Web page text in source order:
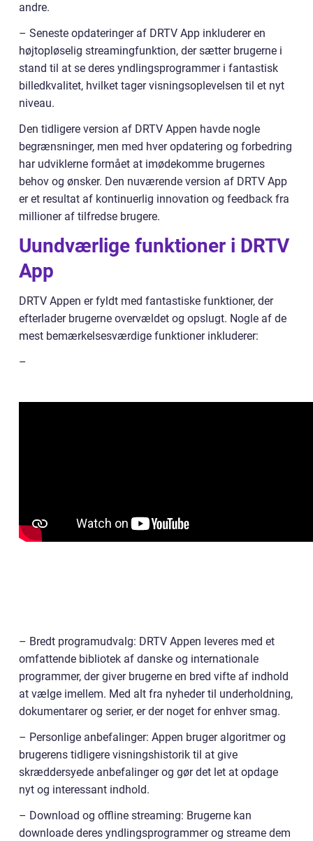
andre.
– Seneste opdateringer af DRTV App inkluderer en
højtopløselig streamingfunktion, der sætter brugerne i
stand til at se deres yndlingsprogrammer i fantastisk
billedkvalitet, hvilket tager visningsoplevelsen til et nyt
niveau.
Den tidligere version af DRTV Appen havde nogle
begrænsninger, men med hver opdatering og forbedring
har udviklerne formået at imødekomme brugernes
behov og ønsker. Den nuværende version af DRTV App
er et resultat af kontinuerlig innovation og feedback fra
millioner af tilfredse brugere.
Uundværlige funktioner i DRTV
App
DRTV Appen er fyldt med fantastiske funktioner, der
efterlader brugerne overvældet og opslugt. Nogle af de
mest bemærkelsesværdige funktioner inkluderer:
–
– Bredt programudvalg: DRTV Appen leveres med et
omfattende bibliotek af danske og internationale
programmer, der giver brugerne en bred vifte af indhold
at vælge imellem. Med alt fra nyheder til underholdning,
dokumentarer og serier, er der noget for enhver smag.
– Personlige anbefalinger: Appen bruger algoritmer og
brugerens tidligere visningshistorik til at give
skræddersyede anbefalinger og gør det let at opdage
nyt og interessant indhold.
– Download og offline streaming: Brugerne kan
downloade deres yndlingsprogrammer og streame dem